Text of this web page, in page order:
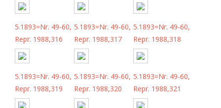
5.1893=Nr. 49-60,
Repr. 1988,316
5.1893=Nr. 49-60,
Repr. 1988,317
5.1893=Nr. 49-60,
Repr. 1988,318
5.1893=Nr. 49-60,
Repr. 1988,319
5.1893=Nr. 49-60,
Repr. 1988,320
5.1893=Nr. 49-60,
Repr. 1988,321